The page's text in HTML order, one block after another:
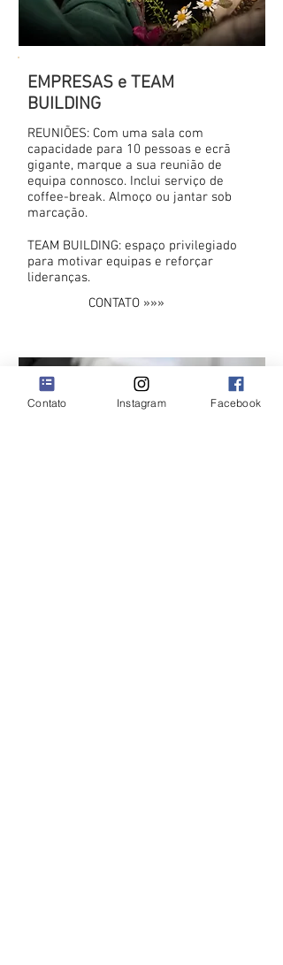
EMPRESAS e TEAM
BUILDING
REUNIÕES: Com uma sala com
capacidade para 10 pessoas e ecrã
gigante, marque a sua reunião de
equipa connosco. Inclui serviço de
coffee-break. Almoço ou jantar sob
marcação.
TEAM BUILDING: espaço privilegiado
para motivar equipas e reforçar
lideranças.
CONTATO »»»
Contato Instagram Facebook